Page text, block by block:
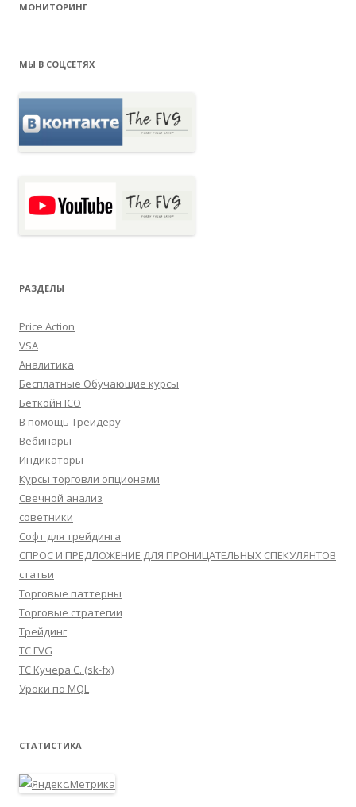
МОНИТОРИНГ
МЫ В СОЦСЕТЯХ
РАЗДЕЛЫ
Price Action
VSA
Аналитика
Бесплатные Обучающие курсы
Беткойн ICO
В помощь Треидеру
Вебинары
Индикаторы
Курсы торговли опционами
Свечной анализ
советники
Софт для трейдинга
СПРОС И ПРЕДЛОЖЕНИЕ ДЛЯ ПРОНИЦАТЕЛЬНЫХ СПЕКУЛЯНТОВ
статьи
Торговые паттерны
Торговые стратегии
Трейдинг
ТС FVG
ТС Кучера С. (sk-fx)
Уроки по MQL
СТАТИСТИКА